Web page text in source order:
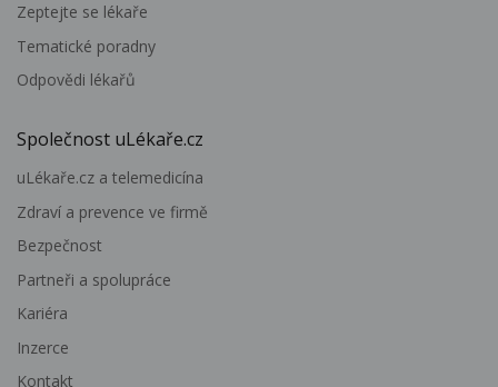
Zeptejte se lékaře
Tematické poradny
Odpovědi lékařů
Společnost uLékaře.cz
uLékaře.cz a telemedicína
Zdraví a prevence ve firmě
Bezpečnost
Partneři a spolupráce
Kariéra
Inzerce
Kontakt